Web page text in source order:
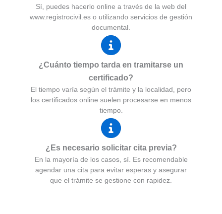
Sí, puedes hacerlo online a través de la web del
www.registrocivil.es o utilizando servicios de gestión
documental.
¿Cuánto tiempo tarda en tramitarse un
certificado?
El tiempo varía según el trámite y la localidad, pero
los certificados online suelen procesarse en menos
tiempo.
¿Es necesario solicitar cita previa?
En la mayoría de los casos, sí. Es recomendable
agendar una cita para evitar esperas y asegurar
que el trámite se gestione con rapidez.